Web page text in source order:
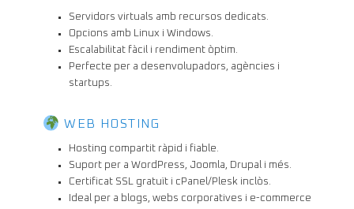
Servidors virtuals amb recursos dedicats.
Opcions amb Linux i Windows.
Escalabilitat fàcil i rendiment òptim.
Perfecte per a desenvolupadors, agències i
startups.
WEB HOSTING
Hosting compartit ràpid i fiable.
Suport per a WordPress, Joomla, Drupal i més.
Certificat SSL gratuït i cPanel/Plesk inclòs.
Ideal per a blogs, webs corporatives i e-commerce